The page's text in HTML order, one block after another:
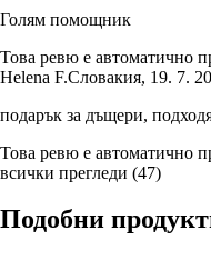
Голям помощник
Това ревю е автоматично
Helena F.Словакия, 19. 7.
подарък за дъщери,
Това ревю е автоматично
всички прегледи (47)
Подобни